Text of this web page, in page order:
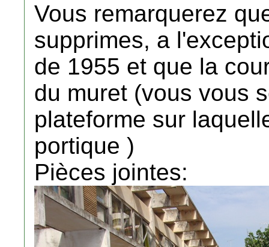
Vous remarquerez
supprimes, a
de 1955 et que la
du muret (vous vous
plateforme sur
portique )
Pièces jointes: